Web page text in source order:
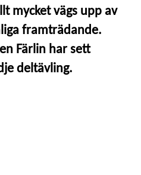
mycket vägs upp av
framträdande.
Färlin har sett
deltävling.